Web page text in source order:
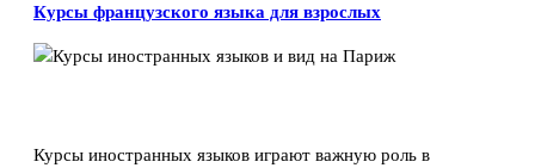
Курсы французского языка для взрослых
Курсы иностранных языков играют важную роль в